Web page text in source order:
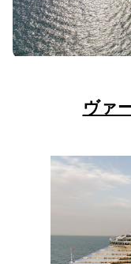
ヴァ